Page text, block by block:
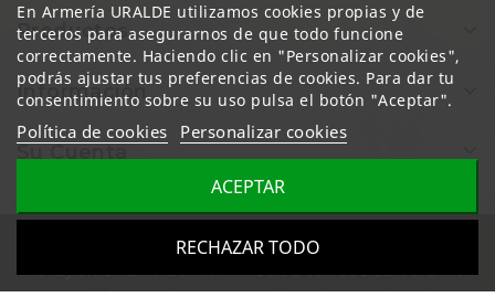
Productos
Información
En Armería URALDE utilizamos cookies propias y de
terceros para asegurarnos de que todo funcione
correctamente. Haciendo clic en "Personalizar cookies",
podrás ajustar tus preferencias de cookies. Para dar tu
consentimiento sobre su uso pulsa el botón "Aceptar".
Política de cookies Personalizar cookies
RECHAZAR TODO
ACEPTAR
Todos los precios mostrados en esta web
u omisión y sujetos a cambios sin previo aviso.